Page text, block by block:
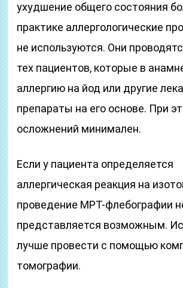
ухудшение общего состояния
практике аллергологические
не используются. Они
тех пациентов, которые в
аллергию на йод или другие
препараты на его основе. При
осложнений минимален.
Если у пациента определяется
аллергическая реакция на
проведение МРТ-флебографии
представляется возможным.
лучше провести с помощью
томографии.